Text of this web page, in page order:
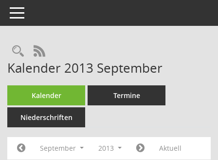
Toggle navigation
RSS-Feed
Kalender 2013 September
Kalender Termine
Niederschriften
September 2013 Aktuell